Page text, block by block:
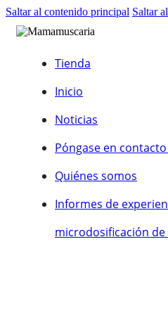
Saltar al contenido principal Saltar
Tienda
Inicio
Noticias
Póngase en
Quiénes somos
Informes de
microdosificación